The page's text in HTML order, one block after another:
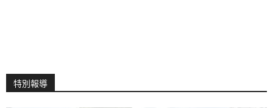
特別報導